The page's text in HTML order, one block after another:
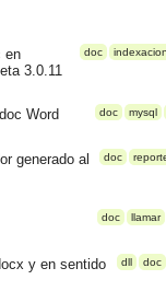
doc
en
3.0.11
doc mysql
Word
doc
generado al
doc llamar
dll doc
y en sentido